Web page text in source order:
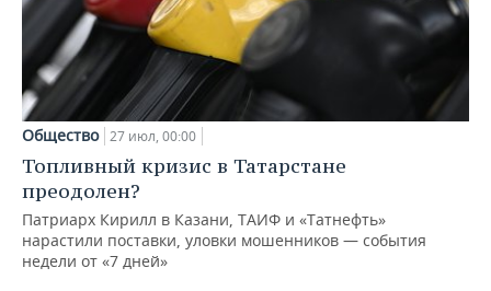
Общество 27 июл, 00:00
Топливный кризис в Татарстане
преодолен?
Патриарх Кирилл в Казани, ТАИФ и «Татнефть»
нарастили поставки, уловки мошенников — события
недели от «7 дней»